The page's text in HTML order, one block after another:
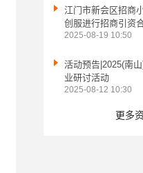
 江门市新会区招商
创服进行招商引资
2025-08-19 10:50
 活动预告|2025(南
业研讨活动
2025-08-12 10:30
更多